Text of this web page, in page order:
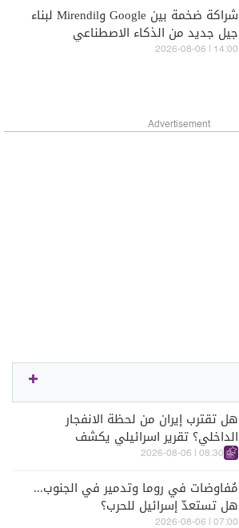
شراكة ضخمة بين Google وMirendil لبناء
جيل جديد من الذكاء الاصطناعي
14:00 | 2026-08-06
Advertisement
هل تقترب إيران من لحظة الانفجار
الداخلي؟ تقرير اسرائيلي يكشف
الكواليس
08:30 | 2026-08-06
مُفاوضات في روما وتدمير في الجنوب...
هل تستعدّ إسرائيل للحرب؟
07:00 | 2026-08-06